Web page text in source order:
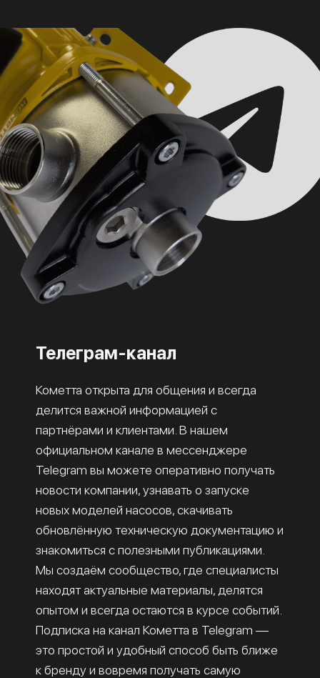
Телеграм-канал
Кометта открыта для общения и всегда
делится важной информацией с
партнёрами и клиентами. В нашем
официальном канале в мессенджере
Telegram вы можете оперативно получать
новости компании, узнавать о запуске
новых моделей насосов, скачивать
обновлённую техническую документацию и
знакомиться с полезными публикациями.
Мы создаём сообщество, где специалисты
находят актуальные материалы, делятся
опытом и всегда остаются в курсе событий.
Подписка на канал Кометта в Telegram —
это простой и удобный способ быть ближе
к бренду и вовремя получать самую